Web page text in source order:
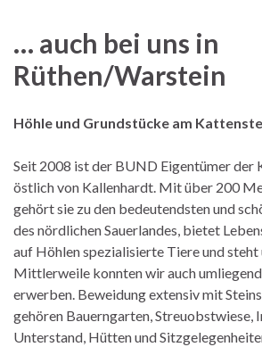
… auch bei uns in
Rüthen/Warstein
Höhle und Grundstücke am
Seit 2008 ist der BUND Eigentümer der
östlich von Kallenhardt. Mit über 200
gehört sie zu den bedeutendsten und
des nördlichen Sauerlandes, bietet
auf Höhlen spezialisierte Tiere und
Mittlerweile konnten wir auch
erwerben. Beweidung extensiv mit
gehören Bauerngarten, Streuobstwiese,
Unterstand, Hütten und